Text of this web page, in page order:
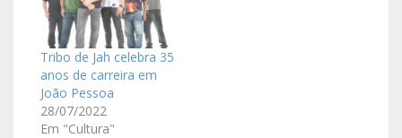
Tribo de Jah celebra 35
anos de carreira em
João Pessoa
28/07/2022
Em "Cultura"